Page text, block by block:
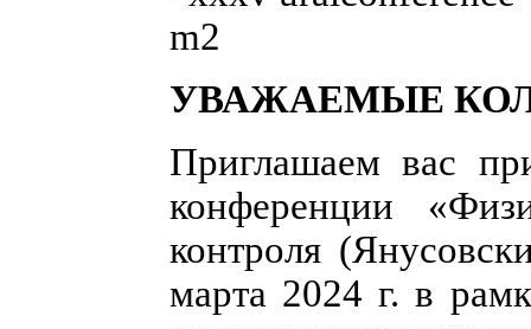
УВАЖАЕМЫЕ
Приглашаем вас
конференции
контроля
марта 2024 г. в